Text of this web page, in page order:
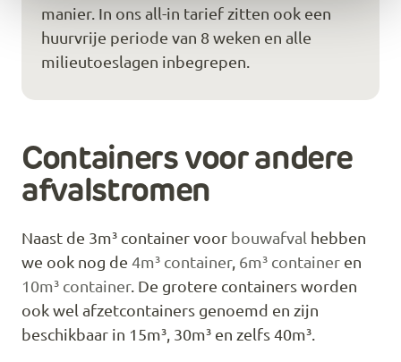
manier. In ons all-in tarief zitten ook een
huurvrije periode van 8 weken en alle
milieutoeslagen inbegrepen.
Containers voor andere
afvalstromen
Naast de 3m³ container voor bouwafval hebben
we ook nog de 4m³ container, 6m³ container en
10m³ container. De grotere containers worden
ook wel afzetcontainers genoemd en zijn
beschikbaar in 15m³, 30m³ en zelfs 40m³.